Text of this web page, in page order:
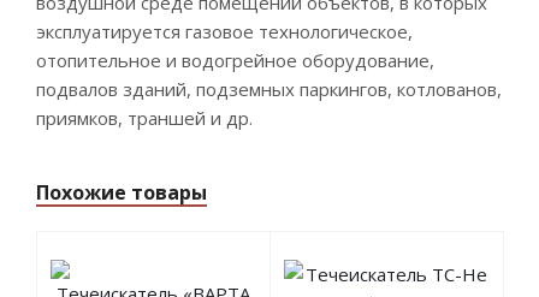
эксплуатируется газовое технологическое,
отопительное и водогрейное оборудование,
подвалов зданий, подземных паркингов, котлованов,
приямков, траншей и др.
Похожие товары